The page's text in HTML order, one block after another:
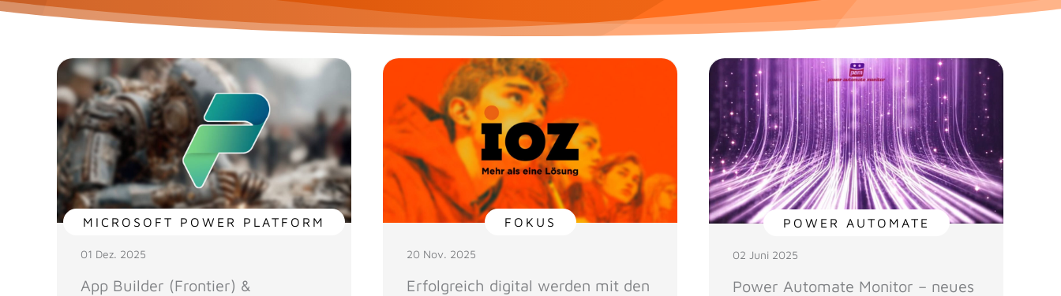
MICROSOFT POWER PLATFORM
01 Dez. 2025
App Builder (Frontier) &
FOKUS
20 Nov. 2025
Erfolgreich digital werden mit den
POWER AUTOMATE
02 Juni 2025
Power Automate Monitor – neues